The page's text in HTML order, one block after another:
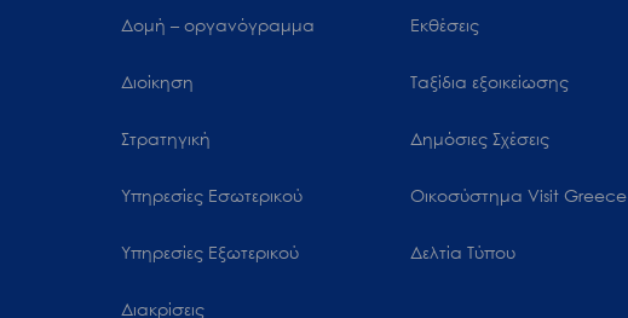
Δομή – οργανόγραμμα
Διοίκηση
Στρατηγική
Υπηρεσίες Εσωτερικού
Υπηρεσίες Εξωτερικού
Διακρίσεις
Εκθέσεις
Ταξίδια εξοικείωσης
Δημόσιες Σχέσεις
Oικοσύστημα Visit Greece
Δελτία Τύπου